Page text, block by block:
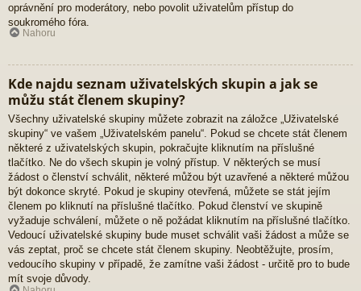
oprávnění pro moderátory, nebo povolit uživatelům přístup do
soukromého fóra.
Nahoru
Kde najdu seznam uživatelských skupin a jak se
můžu stát členem skupiny?
Všechny uživatelské skupiny můžete zobrazit na záložce „Uživatelské
skupiny“ ve vašem „Uživatelském panelu“. Pokud se chcete stát členem
některé z uživatelských skupin, pokračujte kliknutím na příslušné
tlačítko. Ne do všech skupin je volný přístup. V některých se musí
žádost o členství schválit, některé můžou být uzavřené a některé můžou
být dokonce skryté. Pokud je skupiny otevřená, můžete se stát jejím
členem po kliknutí na příslušné tlačítko. Pokud členství ve skupině
vyžaduje schválení, můžete o ně požádat kliknutím na příslušné tlačítko.
Vedoucí uživatelské skupiny bude muset schválit vaši žádost a může se
vás zeptat, proč se chcete stát členem skupiny. Neobtěžujte, prosím,
vedoucího skupiny v případě, že zamítne vaši žádost - určitě pro to bude
mít svoje důvody.